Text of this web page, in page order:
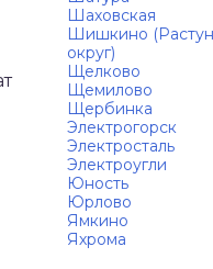
Шаховская
Шишкино
округ)
Щелково
Щемилово
Щербинка
Электрогорск
Электросталь
Электроугли
Юность
Юрлово
Ямкино
Яхрома